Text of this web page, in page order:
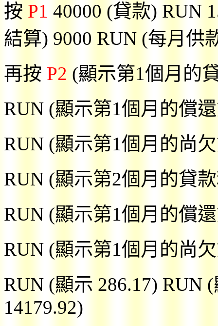
按 P1 40000 (貸款) RUN
結算) 9000 RUN (每月供
再按 P2 (顯示第1個月的
RUN (顯示第1個月的償
RUN (顯示第1個月的尚
RUN (顯示第2個月的貸
RUN (顯示第1個月的償
RUN (顯示第1個月的尚
RUN (顯示 286.17) RUN
14179.92)